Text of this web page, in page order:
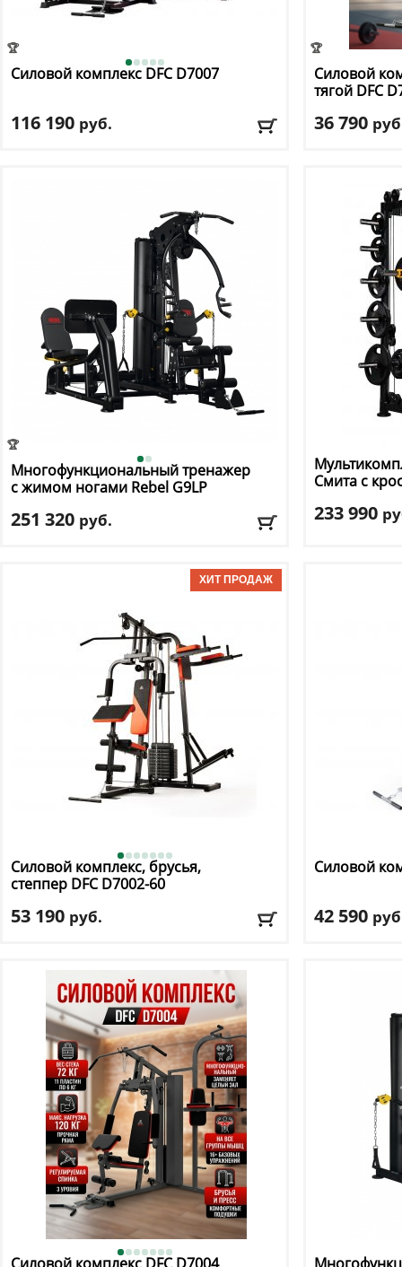
🏆
Силовой комплекс DFCD7007
116 190 руб.
🏆
Силовой
тягой DFC
36 790
🏆
Многофункциональный тренажер
с жимом ногами Rebel G9LP
251 320 руб.
Смита с
233 990
Силовой комплекс, брусья,
степпер DFCD7002-60
53 190 руб.
Доставка:БЕСПЛАТНО, 2-3 дня
Силовой
42 590